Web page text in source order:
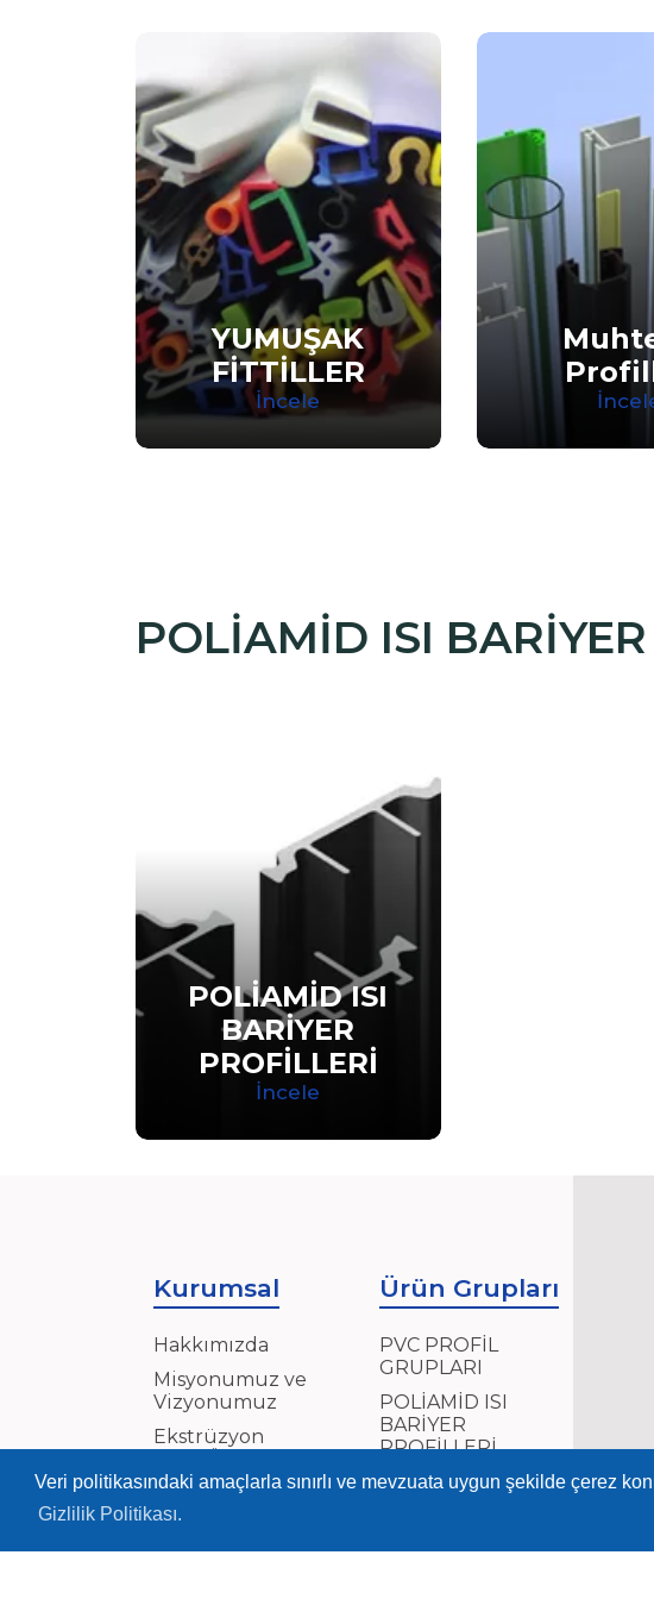
Veri politikasındaki amaçlarla sınırlı ve mevzuata uygun şekilde çerez
Gizlilik Politikası.
YUMUŞAK
FİTTİLLER
İncele
POLİAMİD ISI
POLİAMİD ISI
BARİYER
PROFİLLERİ
İncele
Kurumsal
Hakkımızda
Misyonumuz ve
Vizyonumuz
Ekstrüzyon
Ürün Grupları
PVC PROFİL
GRUPLARI
POLİAMİD ISI
BARİYER
PROFİLLERİ
YUMUŞAK
Whatsapp Destek